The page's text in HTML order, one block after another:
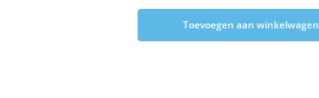
Toevoegen aan winkelwagen